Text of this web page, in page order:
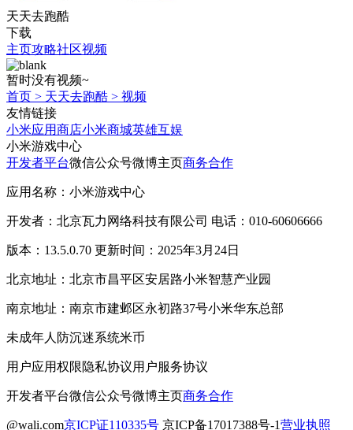
天天去跑酷
下载
主页攻略社区视频
暂时没有视频~
首页 > 天天去跑酷 > 视频
友情链接
小米应用商店小米商城英雄互娱
小米游戏中心
开发者平台微信公众号微博主页商务合作
应用名称：小米游戏中心
开发者：北京瓦力网络科技有限公司 电话：010-60606666
版本：13.5.0.70 更新时间：2025年3月24日
北京地址：北京市昌平区安居路小米智慧产业园
南京地址：南京市建邺区永初路37号小米华东总部
未成年人防沉迷系统米币
用户应用权限隐私协议用户服务协议
开发者平台微信公众号微博主页商务合作
@wali.com京ICP证110335号 京ICP备17017388号-1营业执照